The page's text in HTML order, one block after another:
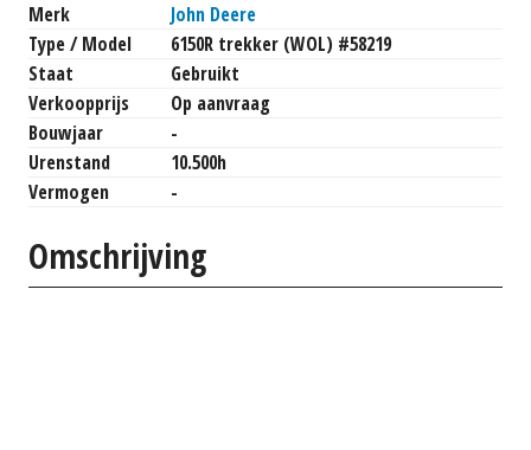
Merk
John Deere
Type / Model
6150R trekker (WOL) #58219
Staat
Gebruikt
Verkoopprijs
Op aanvraag
Bouwjaar
-
Urenstand
10.500h
Vermogen
-
Omschrijving